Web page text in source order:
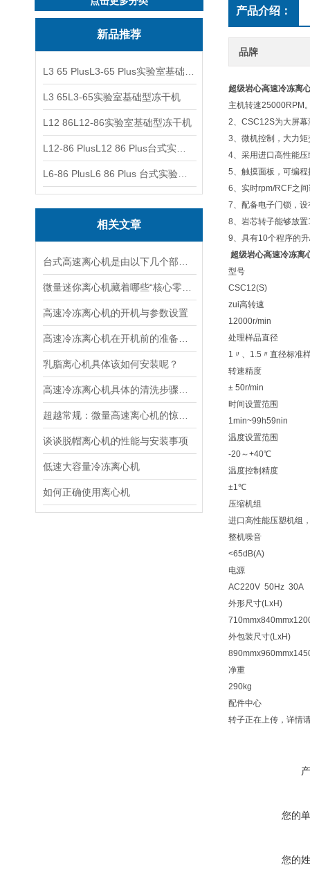
新品推荐
L3 65L3-65实验室基础型冻干机
L12 86L12-86实验室基础型冻干机
相关文章
高速冷冻离心机的开机与参数设置
乳脂离心机具体该如何安装呢？
谈谈脱帽离心机的性能与安装事项
低速大容量冷冻离心机
如何正确使用离心机
产品介绍：
品牌
超级岩心高速冷冻离
主机转速25000RPM
2、CSC12S为大屏
3、微机控制，大力
4、采用进口高性能
5、触摸面板，可编
6、实时rpm/RCF之
7、配备电子门锁，
8、岩芯转子能够放
9、具有10个程序的
超级岩心高速冷冻离
型号
CSC12(S)
zui高转速
12000r/min
处理样品直径
1〃、1.5〃直径标准
转速精度
± 50r/min
时间设置范围
1min~99h59nin
温度设置范围
-20～+40℃
温度控制精度
±1℃
压缩机组
进口高性能压塑机组
整机噪音
<65dB(A)
电源
AC220V 50Hz 30A
外形尺寸(LxH)
外包装尺寸(LxH)
净重
290kg
配件中心
转子正在上传，详情
您的
您的